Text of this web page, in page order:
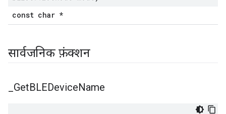
const char *
सार्वजनिक फ़ंक्शन
GetBLEDeviceName